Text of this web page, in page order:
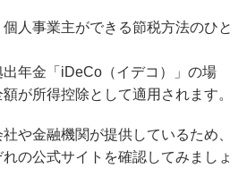
人事業主ができる節税方法のひと
年金「iDeCo（イデコ）」の場
が所得控除として適用されます。
や金融機関が提供しているため、
の公式サイトを確認してみましょ